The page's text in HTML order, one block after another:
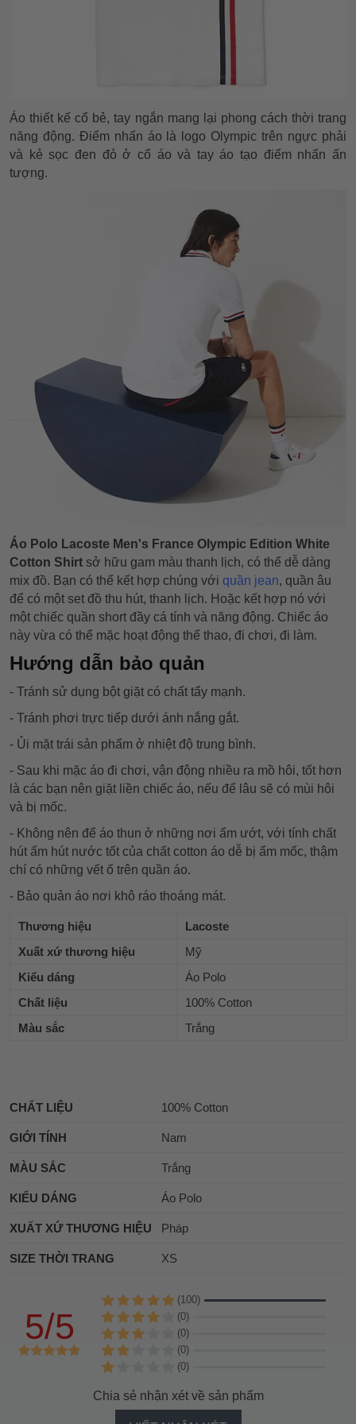
Áo thiết kế cổ bẻ, tay ngắn mang lại phong cách thời trang
năng động. Điểm nhấn áo là logo Olympic trên ngực phải
và kẻ sọc đen đỏ ở cổ áo và tay áo tạo điểm nhấn ấn
tượng.
Áo Polo Lacoste Men's France Olympic Edition White
Cotton Shirt sở hữu gam màu thanh lịch, có thể dễ dàng
mix đồ. Bạn có thể kết hợp chúng với quần jean, quần âu
để có một set đồ thu hút, thanh lịch. Hoặc kết hợp nó với
một chiếc quần short đầy cá tính và năng động. Chiếc áo
này vừa có thể mặc hoạt động thể thao, đi chơi, đi làm.
Hướng dẫn bảo quản
- Tránh sử dụng bột giặt có chất tẩy mạnh.
- Tránh phơi trực tiếp dưới ánh nắng gắt.
- Ủi mặt trái sản phẩm ở nhiệt độ trung bình.
- Sau khi mặc áo đi chơi, vận động nhiều ra mồ hôi, tốt hơn
là các bạn nên giặt liền chiếc áo, nếu để lâu sẽ có mùi hôi
và bị mốc.
- Không nên để áo thun ở những nơi ẩm ướt, với tính chất
hút ẩm hút nước tốt của chất cotton áo dễ bị ẩm mốc, thậm
chí có những vết ố trên quần áo.
- Bảo quản áo nơi khô ráo thoáng mát.
Thương hiệu
Lacoste
Xuất xứ thương hiệu
Mỹ
Kiểu dáng
Áo Polo
Chất liệu
100% Cotton
Màu sắc
Trắng
CHẤT LIỆU 100% Cotton
GIỚI TÍNH Nam
MÀU SẮC Trắng
KIỂU DÁNG Áo Polo
XUẤT XỨ THƯƠNG HIỆU Pháp
SIZE THỜI TRANG XS
5/5
(100)
(0)
(0)
(0)
(0)
Chia sẻ nhận xét về sản phẩm